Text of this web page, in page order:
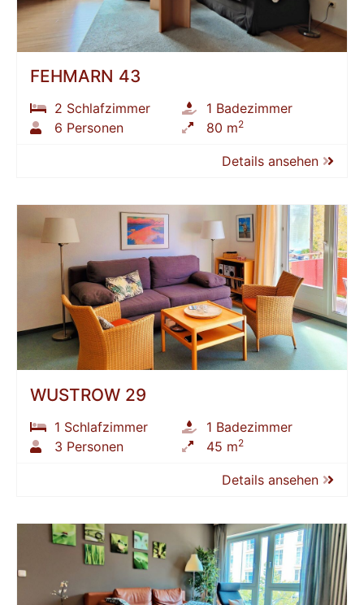
FEHMARN 43
2 Schlafzimmer
1 Badezimmer
6 Personen
80 m2
Details ansehen
WUSTROW 29
1 Schlafzimmer
1 Badezimmer
3 Personen
45 m2
Details ansehen